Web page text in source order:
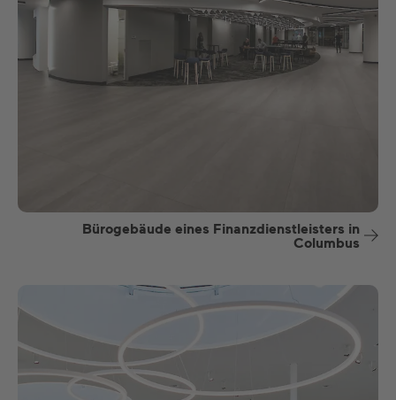
Bürogebäude eines Finanzdienstleisters in
Columbus